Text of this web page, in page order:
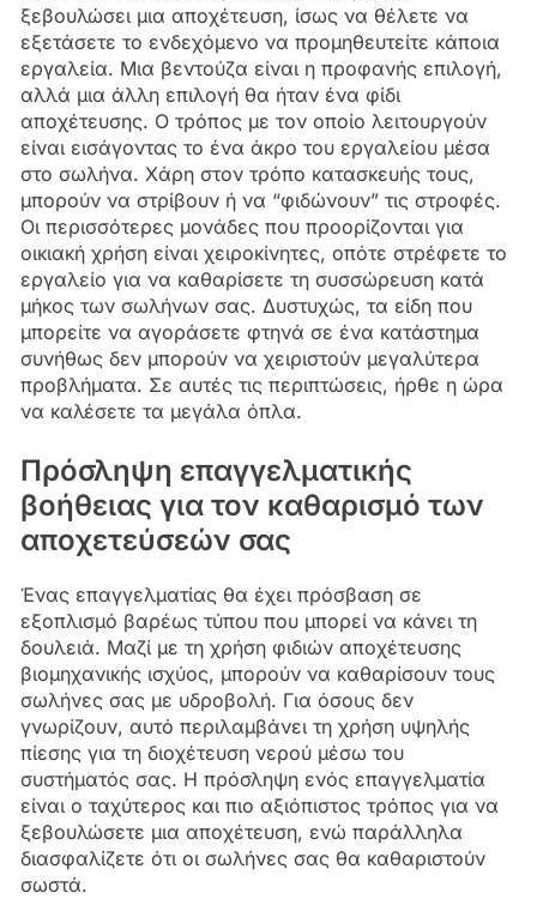
ξεβουλώσει μια αποχέτευση, ίσως να θέλετε να
εξετάσετε το ενδεχόμενο να προμηθευτείτε κάποια
εργαλεία. Μια βεντούζα είναι η προφανής επιλογή,
αλλά μια άλλη επιλογή θα ήταν ένα φίδι
αποχέτευσης. Ο τρόπος με τον οποίο λειτουργούν
είναι εισάγοντας το ένα άκρο του εργαλείου μέσα
στο σωλήνα. Χάρη στον τρόπο κατασκευής τους,
μπορούν να στρίβουν ή να “φιδώνουν” τις στροφές.
Οι περισσότερες μονάδες που προορίζονται για
οικιακή χρήση είναι χειροκίνητες, οπότε στρέφετε το
εργαλείο για να καθαρίσετε τη συσσώρευση κατά
μήκος των σωλήνων σας. Δυστυχώς, τα είδη που
μπορείτε να αγοράσετε φτηνά σε ένα κατάστημα
συνήθως δεν μπορούν να χειριστούν μεγαλύτερα
προβλήματα. Σε αυτές τις περιπτώσεις, ήρθε η ώρα
να καλέσετε τα μεγάλα όπλα.
Πρόσληψη επαγγελματικής
βοήθειας για τον καθαρισμό των
αποχετεύσεών σας
Ένας επαγγελματίας θα έχει πρόσβαση σε
εξοπλισμό βαρέως τύπου που μπορεί να κάνει τη
δουλειά. Μαζί με τη χρήση φιδιών αποχέτευσης
βιομηχανικής ισχύος, μπορούν να καθαρίσουν τους
σωλήνες σας με υδροβολή. Για όσους δεν
γνωρίζουν, αυτό περιλαμβάνει τη χρήση υψηλής
πίεσης για τη διοχέτευση νερού μέσω του
συστήματός σας. Η πρόσληψη ενός επαγγελματία
είναι ο ταχύτερος και πιο αξιόπιστος τρόπος για να
ξεβουλώσετε μια αποχέτευση, ενώ παράλληλα
διασφαλίζετε ότι οι σωλήνες σας θα καθαριστούν
σωστά.